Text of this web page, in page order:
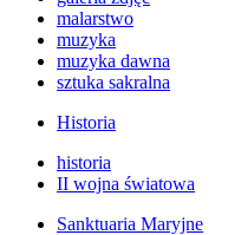
malarstwo
muzyka
muzyka dawna
sztuka sakralna
Historia
historia
II wojna światowa
Sanktuaria Maryjne